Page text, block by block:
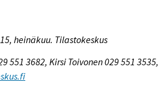
heinäkuu. Tilastokeskus
551 3682, Kirsi Toivonen 029 551 3535,